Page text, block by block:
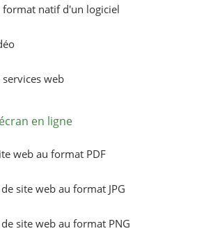
format natif d'un logiciel
web
en ligne
web au format PDF
site web au format JPG
site web au format PNG